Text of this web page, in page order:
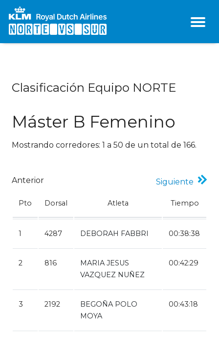
Clasificación Equipo NORTE
Máster B Femenino
Mostrando corredores: 1 a 50 de un total de 166.
Anterior Siguiente
Pto Dorsal Atleta Tiempo
1 4287 DEBORAH FABBRI 00:38:38
2 816
MARIA JESUS
VAZQUEZ NUÑEZ
00:42:29
3 2192
BEGOÑA POLO
MOYA
00:43:18